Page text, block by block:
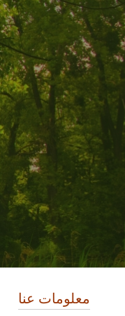
معلومات عنا